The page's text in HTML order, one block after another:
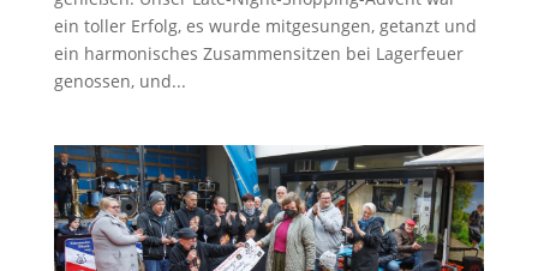
ein toller Erfolg, es wurde mitgesungen, getanzt und
ein harmonisches Zusammensitzen bei Lagerfeuer
genossen, und...